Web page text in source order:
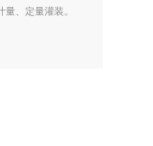
、定量灌装。